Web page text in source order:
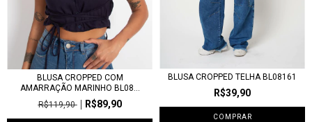
BLUSA CROPPED COM
AMARRAÇÃO MARINHO BL08...
R$119,90
R$89,90
BLUSA CROPPED TELHA BL08161
R$39,90
COMPRAR